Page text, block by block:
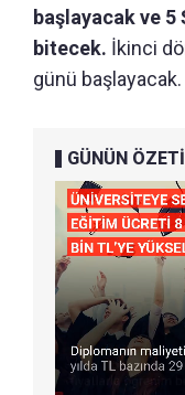
başlayacak ve 5
bitecek. İkinci
günü başlayacak.
GÜNÜN ÖZETİ